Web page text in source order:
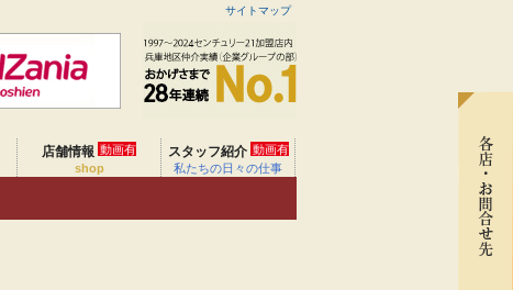
サイトマップ
店舗情報 動画有
shop
スタッフ紹介 動画有
私たちの日々の仕事